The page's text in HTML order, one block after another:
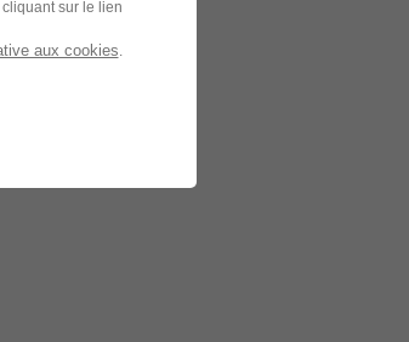
sur le lien
aux cookies